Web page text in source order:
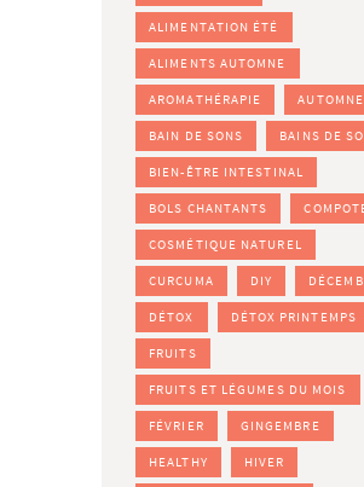
ALIMENTATION ÉTÉ
ALIMENTS AUTOMNE
AROMATHÉRAPIE AUTOMNE
BAIN DE SONS BAINS DE
BIEN-ÊTRE INTESTINAL
BOLS CHANTANTS
COSMÉTIQUE NATUREL
CURCUMA DIY
DÉTOX DÉTOX PRINTEMPS
FRUITS
FRUITS ET LÉGUMES DU MOIS
FÉVRIER GINGEMBRE
HEALTHY HIVER